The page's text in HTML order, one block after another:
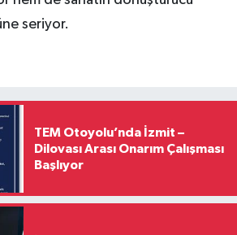
seriyor.
TEM Otoyolu’nda İzmit –
Dilovası Arası Onarım Çalışması
Başlıyor